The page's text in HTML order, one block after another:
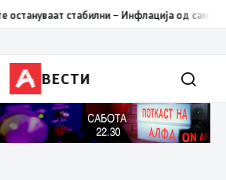
стабилни – Инфлација од само 0,1%
ВЕСТИ